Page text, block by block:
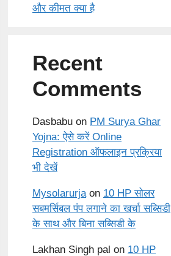
और कीमत क्या है
Recent
Comments
Dasbabu on PM Surya Ghar
Yojna: ऐसे करें Online
Registration ऑफलाइन प्रक्रिया
भी देखें
Mysolarurja on 10 HP सोलर
सबमर्सिबल पंप लगाने का खर्चा सब्सिडी
के साथ और बिना सब्सिडी के
Lakhan Singh pal on 10 HP